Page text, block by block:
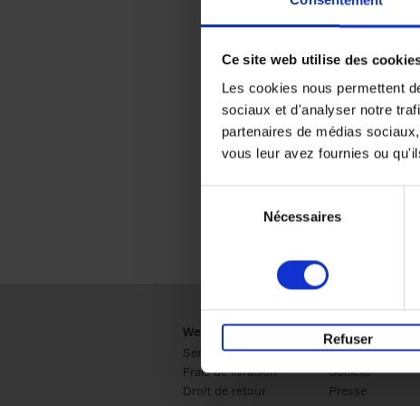
Ce site web utilise des
Les cookies nous permettent
sociaux et d'analyser notre
partenaires de médias
vous leur avez fournies ou
Nécessaires
Refuser
Webshop
Service clients
Frais de livraison
Droit de retour
Business
Ventes
Société
Presse